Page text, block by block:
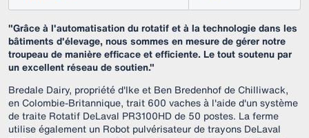
"Grâce à l'automatisation du rotatif et à la technologie dans les
bâtiments d'élevage, nous sommes en mesure de gérer notre
troupeau de manière efficace et efficiente. Le tout soutenu par
un excellent réseau de soutien."
Bredale Dairy, propriété d'Ike et Ben Bredenhof de Chilliwack,
en Colombie-Britannique, trait 600 vaches à l'aide d'un système
de traite Rotatif DeLaval PR3100HD de 50 postes. La ferme
utilise également un Robot pulvérisateur de trayons DeLaval